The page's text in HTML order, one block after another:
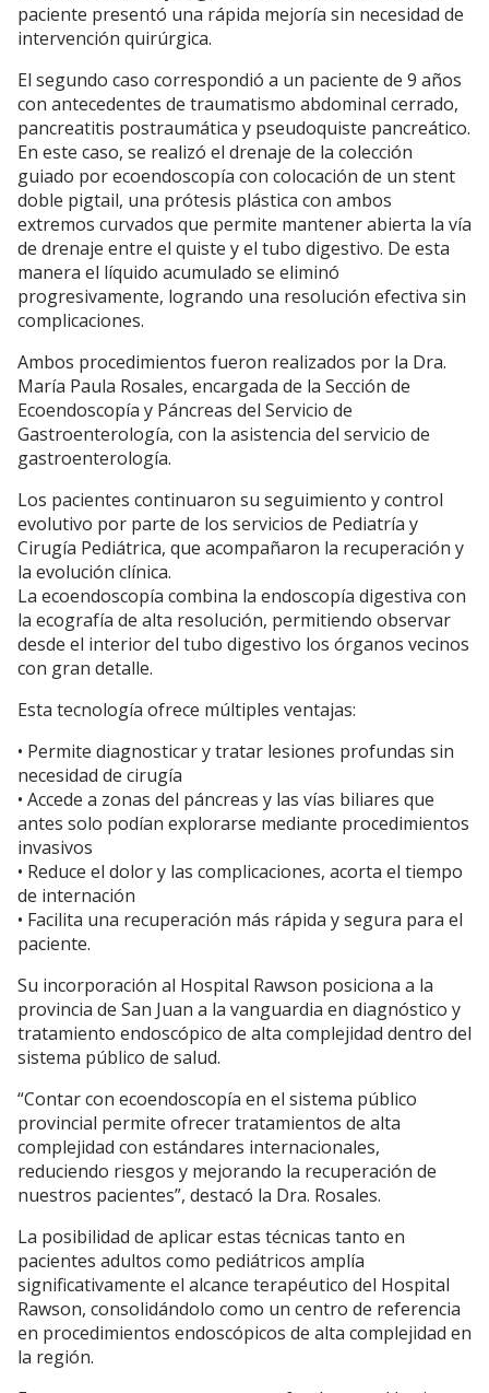
paciente presentó una rápida mejoría sin necesidad de
intervención quirúrgica.
El segundo caso correspondió a un paciente de 9 años
con antecedentes de traumatismo abdominal cerrado,
pancreatitis postraumática y pseudoquiste pancreático.
En este caso, se realizó el drenaje de la colección
guiado por ecoendoscopía con colocación de un stent
doble pigtail, una prótesis plástica con ambos
extremos curvados que permite mantener abierta la vía
de drenaje entre el quiste y el tubo digestivo. De esta
manera el líquido acumulado se eliminó
progresivamente, logrando una resolución efectiva sin
complicaciones.
Ambos procedimientos fueron realizados por la Dra.
María Paula Rosales, encargada de la Sección de
Ecoendoscopía y Páncreas del Servicio de
Gastroenterología, con la asistencia del servicio de
gastroenterología.
Los pacientes continuaron su seguimiento y control
evolutivo por parte de los servicios de Pediatría y
Cirugía Pediátrica, que acompañaron la recuperación y
la evolución clínica.
La ecoendoscopía combina la endoscopía digestiva con
la ecografía de alta resolución, permitiendo observar
desde el interior del tubo digestivo los órganos vecinos
con gran detalle.
Esta tecnología ofrece múltiples ventajas:
• Permite diagnosticar y tratar lesiones profundas sin
necesidad de cirugía
• Accede a zonas del páncreas y las vías biliares que
antes solo podían explorarse mediante procedimientos
invasivos
• Reduce el dolor y las complicaciones, acorta el tiempo
de internación
• Facilita una recuperación más rápida y segura para el
paciente.
Su incorporación al Hospital Rawson posiciona a la
provincia de San Juan a la vanguardia en diagnóstico y
tratamiento endoscópico de alta complejidad dentro del
sistema público de salud.
“Contar con ecoendoscopía en el sistema público
provincial permite ofrecer tratamientos de alta
complejidad con estándares internacionales,
reduciendo riesgos y mejorando la recuperación de
nuestros pacientes”, destacó la Dra. Rosales.
La posibilidad de aplicar estas técnicas tanto en
pacientes adultos como pediátricos amplía
significativamente el alcance terapéutico del Hospital
Rawson, consolidándolo como un centro de referencia
en procedimientos endoscópicos de alta complejidad en
la región.